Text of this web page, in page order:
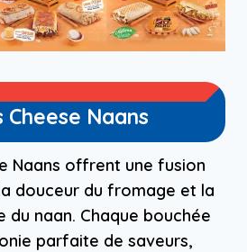
Cheese Naans
Naans offrent une fusion
douceur du fromage et la
naan. Chaque bouchée
parfaite de saveurs,